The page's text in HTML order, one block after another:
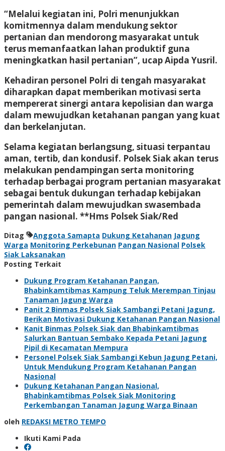
“Melalui kegiatan ini, Polri menunjukkan
komitmennya dalam mendukung sektor
pertanian dan mendorong masyarakat untuk
terus memanfaatkan lahan produktif guna
meningkatkan hasil pertanian”, ucap Aipda Yusril.
Kehadiran personel Polri di tengah masyarakat
diharapkan dapat memberikan motivasi serta
mempererat sinergi antara kepolisian dan warga
dalam mewujudkan ketahanan pangan yang kuat
dan berkelanjutan.
Selama kegiatan berlangsung, situasi terpantau
aman, tertib, dan kondusif. Polsek Siak akan terus
melakukan pendampingan serta monitoring
terhadap berbagai program pertanian masyarakat
sebagai bentuk dukungan terhadap kebijakan
pemerintah dalam mewujudkan swasembada
pangan nasional. **Hms Polsek Siak/Red
Ditag Anggota Samapta Dukung Ketahanan Jagung
Warga Monitoring Perkebunan Pangan Nasional Polsek
Siak Laksanakan
Posting Terkait
Dukung Program Ketahanan Pangan,
Bhabinkamtibmas Kampung Teluk Merempan Tinjau
Tanaman Jagung Warga
Panit 2 Binmas Polsek Siak Sambangi Petani Jagung,
Berikan Motivasi Dukung Ketahanan Pangan Nasional
Kanit Binmas Polsek Siak dan Bhabinkamtibmas
Salurkan Bantuan Sembako Kepada Petani Jagung
Pipil di Kecamatan Mempura
Personel Polsek Siak Sambangi Kebun Jagung Petani,
Untuk Mendukung Program Ketahanan Pangan
Nasional
Dukung Ketahanan Pangan Nasional,
Bhabinkamtibmas Polsek Siak Monitoring
Perkembangan Tanaman Jagung Warga Binaan
oleh REDAKSI METRO TEMPO
Ikuti Kami Pada